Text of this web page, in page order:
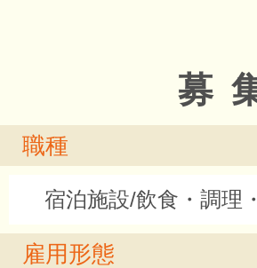
募
職種
宿泊施設/飲食・調理
雇用形態